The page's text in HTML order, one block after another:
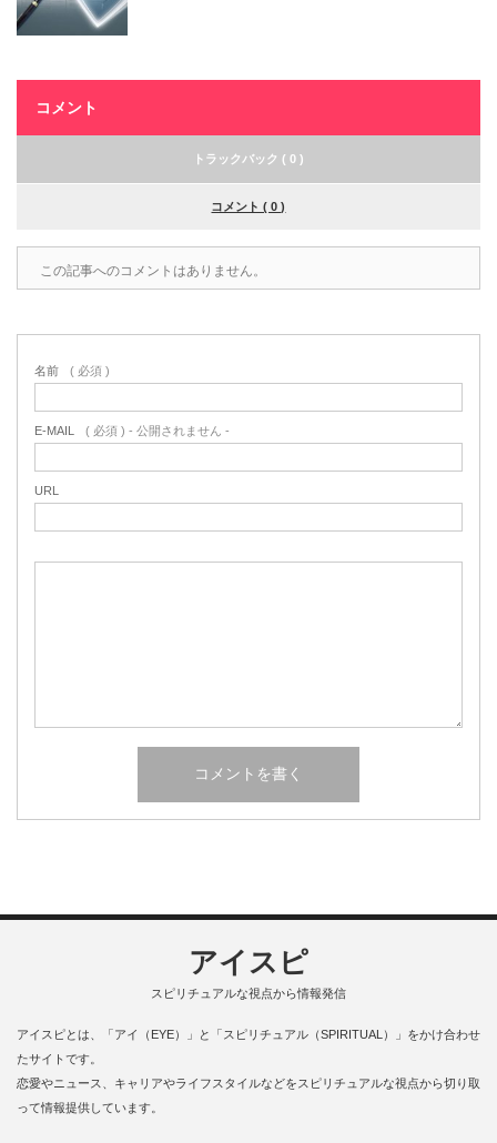
コメント
トラックバック ( 0 )
コメント ( 0 )
この記事へのコメントはありません。
名前 ( 必須 )
E-MAIL ( 必須 ) - 公開されません -
URL
アイスピ
スピリチュアルな視点から情報発信
アイスピとは、「アイ（EYE）」と「スピリチュアル（SPIRITUAL）」をかけ合わせ
たサイトです。
恋愛やニュース、キャリアやライフスタイルなどをスピリチュアルな視点から切り取
って情報提供しています。